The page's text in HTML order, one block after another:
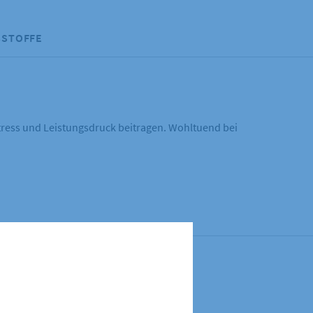
und Leistungsdruck beitragen. Wohltuend bei